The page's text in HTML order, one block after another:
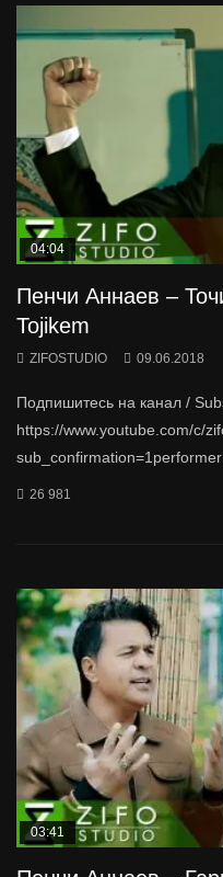
04:04
Пенчи Аннаев –
Tojikem
ZIFOSTUDIO 09.06.2018
Подпишитесь на канал /
https://www.youtube.com/c/
26 981
03:41